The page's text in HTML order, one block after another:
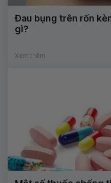
Đau bụng trên rốn
gì?
Xem thêm